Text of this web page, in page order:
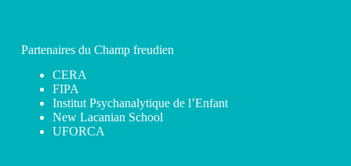
Partenaires du Champ freudien
CERA
FIPA
Institut Psychanalytique de l’Enfant
New Lacanian School
UFORCA